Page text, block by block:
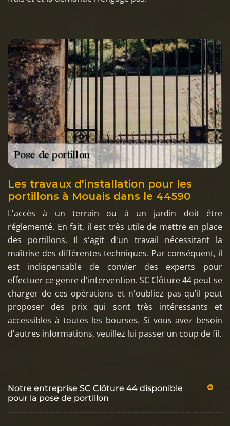
Les travaux d'installation pour les
portillons à Mouais dans le 44590
L'accès à un terrain ou à un jardin doit être
réglementé. En fait, il est très utile de mettre en place
des portillons. Il s'agit d'un travail nécessitant la
maîtrise des différentes techniques. Par conséquent, il
est indispensable de convier des experts pour
effectuer ce genre d'intervention. SC Clôture 44 peut se
charger de ces opérations et n'oubliez pas qu'il peut
proposer des prix qui sont très intéressants et
accessibles à toutes les bourses. Si vous avez besoin
d'autres informations, veuillez lui passer un coup de fil.
Notre entreprise SC Clôture 44 disponible
pour la pose de portillon